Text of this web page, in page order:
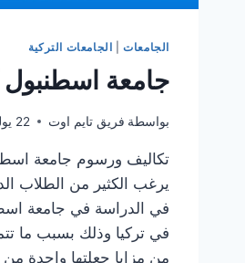
الجامعات| الجامعات التركية
جامعة
بواسطة فريق تايم اوت 22 يوليو، 2024
تكاليف ورسوم جامعة
يرغب الكثير من الطلاب
في الدراسة في جامعة
في تركيا وذلك بسبب ما
من مزايا جعلتها واحدة